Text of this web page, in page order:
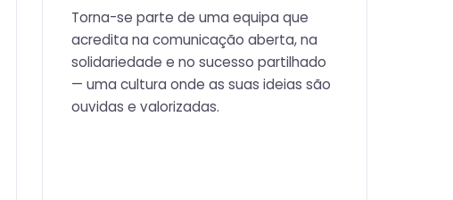
Torna-se parte de uma equipa que
acredita na comunicação aberta, na
solidariedade e no sucesso partilhado
— uma cultura onde as suas ideias são
ouvidas e valorizadas.